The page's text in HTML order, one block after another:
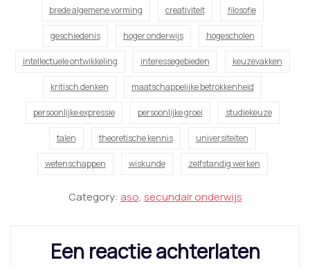
brede algemene vorming creativiteit filosofie
geschiedenis hoger onderwijs hogescholen
intellectuele ontwikkeling interessegebieden keuzevakken
kritisch denken maatschappelijke betrokkenheid
persoonlijke expressie persoonlijke groei studiekeuze
talen theoretische kennis universiteiten
wetenschappen wiskunde zelfstandig werken
Category: aso, secundair onderwijs
Een reactie achterlaten